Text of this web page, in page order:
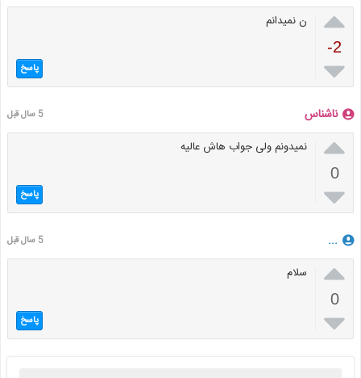

-2

ن نمیدانم
پاسخ
ناشناس 5 سال قبل

0

نمیدونم ولی جواب هاش عالیه
پاسخ
... 5 سال قبل

0

سلام
پاسخ